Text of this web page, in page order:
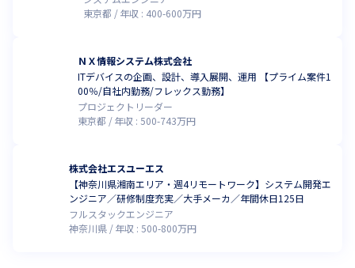
東京都
年収 : 400-600万円
ＮＸ情報システム株式会社
ITデバイスの企画、設計、導入展開、運用 【プライム案件1
00％/自社内勤務/フレックス勤務】
プロジェクトリーダー
東京都
年収 :500-743万円
株式会社エスユーエス
【神奈川県湘南エリア・週4リモートワーク】システム開発エ
ンジニア／研修制度充実／大手メーカ／年間休日125日
フルスタックエンジニア
神奈川県
年収 :500-800万円